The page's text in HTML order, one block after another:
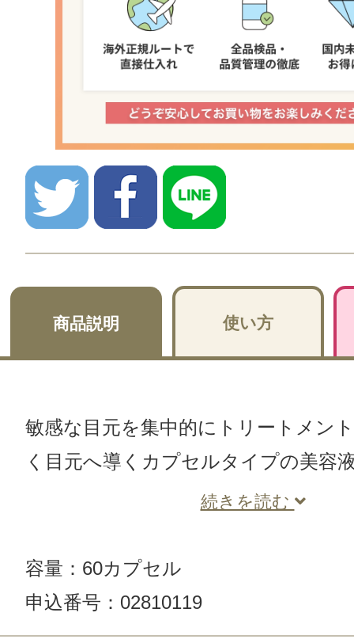
商品説明 使い方
敏感な目元を集中的にトリートメン
く目元へ導くカプセルタイプの美容
続きを読む
容量：60カプセル
申込番号：02810119